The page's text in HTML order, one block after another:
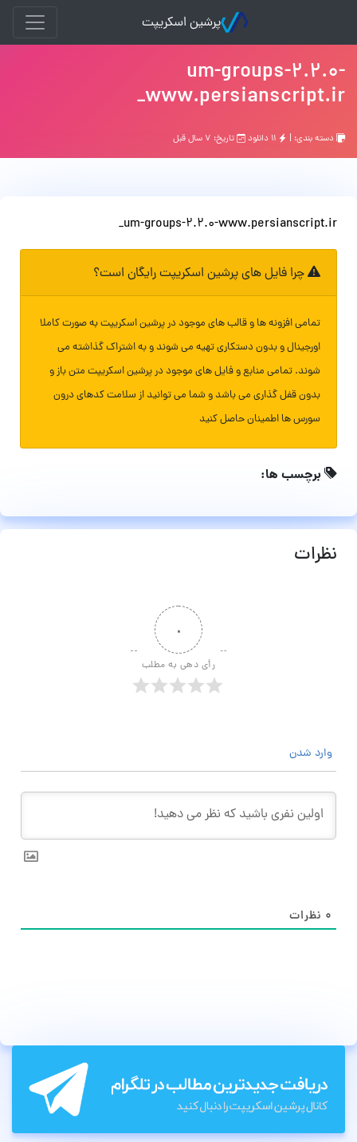
پرشین اسکریپت
um-groups-2.2.0-
www.persianscript.ir_
دسته بندی: | تاریخ: ۷ سال قبل
um-groups-2.2.0-www.persianscript.ir_
چرا فایل های پرشین اسکریپت رایگان است؟
تمامی افزونه ها و قالب های موجود در پرشین اسکریپت به صورت کاملا
اورجینال و بدون دستکاری تهیه می شوند و به اشتراک گذاشته می
شوند. تمامی منابع و فایل های موجود در پرشین اسکریپت متن باز و
بدون قفل گذاری می باشد و شما می توانید از سلامت کدهای درون
سورس ها اطمینان حاصل کنید
برچسب ها:
نظرات
۰
رأی دهی به مطلب
وارد شدن
۰ نظرات